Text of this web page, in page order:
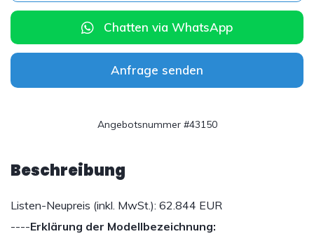
Chatten via WhatsApp
Anfrage senden
Angebotsnummer #43150
Beschreibung
Listen-Neupreis (inkl. MwSt.): 62.844 EUR
----Erklärung der Modellbezeichnung: